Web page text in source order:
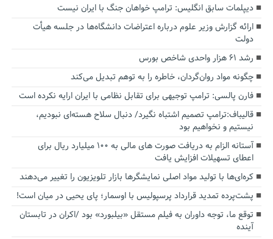
دیپلمات سابق انگلیس:‌ ترامپ خواهان جنگ با ایران نیست
ارائه گزارش وزیر علوم درباره اعتراضات دانشگاه‌ها در جلسه هیأت
دولت
رشد ۶۱ هزار واحدی شاخص بورس
چگونه مواد روان‌گردان، خاطره را به توهم تبدیل می‌کند
فارن پالسی: ترامپ توجیهی برای تقابل نظامی با ایران ارایه نکرده است
قالیباف:ترامپ تصمیم اشتباه نگیرد/ دنبال سلاح هسته‌ای نبودیم،
نیستیم و نخواهیم بود
آستانه الزام به دریافت صورت های مالی به ۱۰۰ میلیارد ریال برای
اعطای تسهیلات افزایش یافت
کره‌ای‌ها با تولید مواد اصلی نمایشگرها بازار تلویزیون را تغییر می‌دهند
پشت‌پرده تمدید قرارداد پرسپولیس با اوسمار؛ پای یحیی در میان است!
توقع ما، توجه داوران به فیلم مستقل «بیلبورد» بود /اکران در تابستان
آینده